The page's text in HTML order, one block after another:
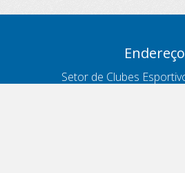
Endereço
Setor de Clubes